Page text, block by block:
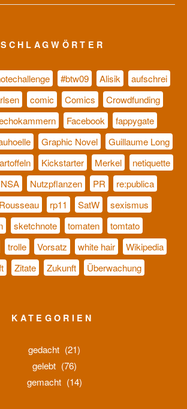
SCHLAGWÖRTER
#btw09 Alisik
aufschrei
comic Comics
Crowdfunding
Facebook
fappygate
Graphic Novel
Guillaume Long
Kickstarter Merkel
netiquette
NSA Nutzpflanzen PR
re:publica
Rousseau rp11 SatW
sexismus
sketchnote tomaten
tomtato
trolle Vorsatz white hair
Wikipedia
Zitate Zukunft Überwachung
KATEGORIEN
gedacht (21)
gelebt (76)
gemacht (14)